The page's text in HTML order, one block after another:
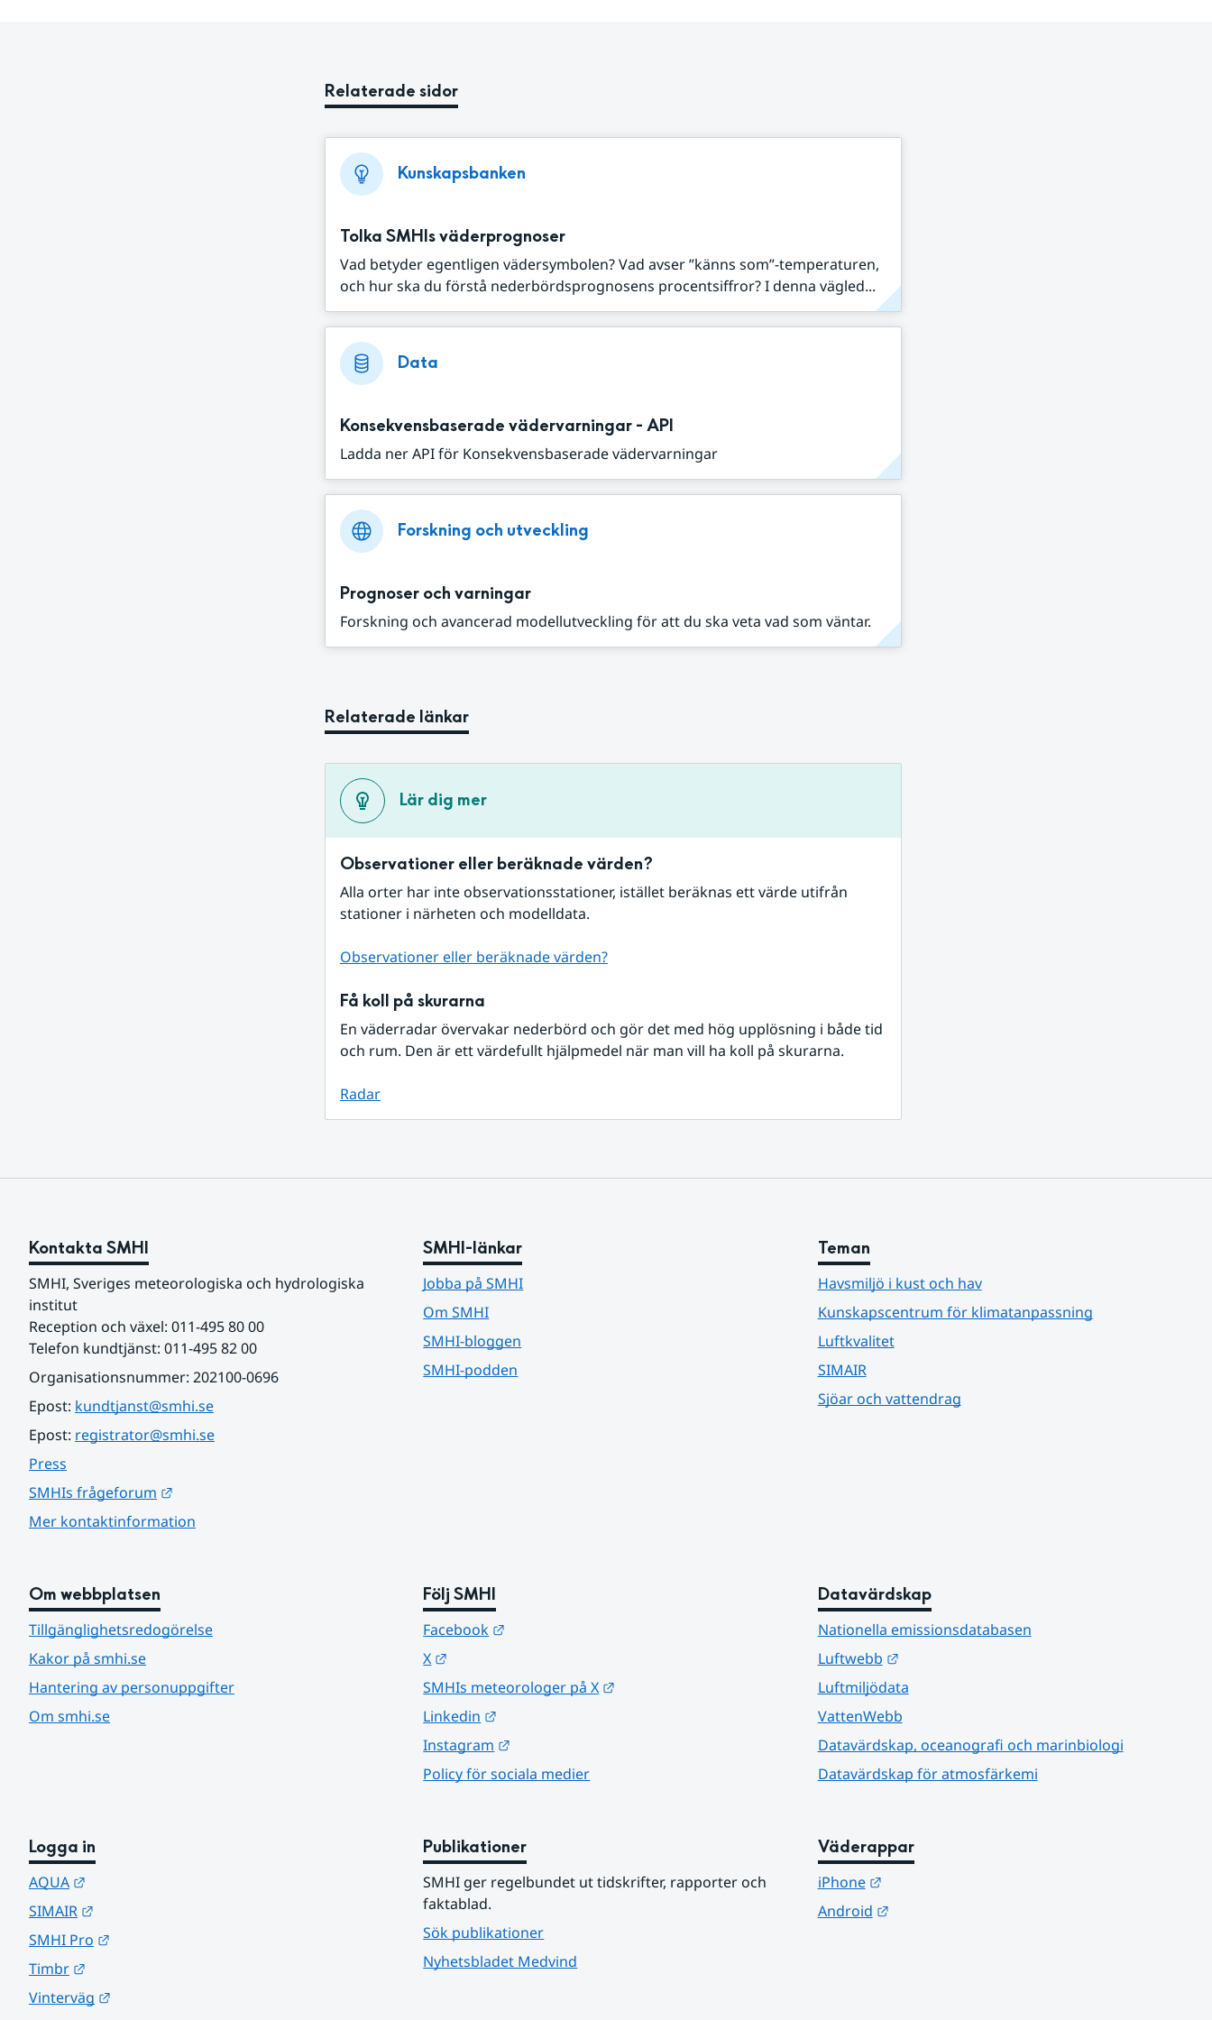
Relaterade sidor
Kunskapsbanken
Tolka SMHIs väderprognoser
Vad betyder egentligen vädersymbolen? Vad avser ”känns som”-temperaturen,
och hur ska du förstå nederbördsprognosens procentsiffror? I denna vägled...
Data
Konsekvensbaserade vädervarningar - API
Ladda ner API för Konsekvensbaserade vädervarningar
Forskning och utveckling
Prognoser och varningar
Forskning och avancerad modellutveckling för att du ska veta vad som väntar.
Relaterade länkar
Lär dig mer
Observationer eller beräknade värden?
Alla orter har inte observationsstationer, istället beräknas ett värde utifrån
stationer i närheten och modelldata.
Observationer eller beräknade värden?
Få koll på skurarna
En väderradar övervakar nederbörd och gör det med hög upplösning i både tid
och rum. Den är ett värdefullt hjälpmedel när man vill ha koll på skurarna.
Radar
Kontakta SMHI
SMHI, Sveriges meteorologiska och hydrologiska
institut
Reception och växel: 011-495 80 00
Telefon kundtjänst: 011-495 82 00
Organisationsnummer: 202100-0696
Epost: kundtjanst@smhi.se
Epost: registrator@smhi.se
Press
SMHIs frågeforum
Mer kontaktinformation
SMHI-länkar
Jobba på SMHI
Om SMHI
SMHI-bloggen
SMHI-podden
Teman
Havsmiljö i kust och hav
Kunskapscentrum för klimatanpassning
Luftkvalitet
SIMAIR
Sjöar och vattendrag
Om webbplatsen
Tillgänglighetsredogörelse
Kakor på smhi.se
Hantering av personuppgifter
Om smhi.se
Följ SMHI
Facebook
X
SMHIs meteorologer på X
Linkedin
Instagram
Policy för sociala medier
Datavärdskap
Nationella emissionsdatabasen
Luftwebb
Länk till annan webbplats.
Luftmiljödata
VattenWebb
Datavärdskap, oceanografi och marinbiologi
Datavärdskap för atmosfärkemi
Logga in
AQUA
SIMAIR
SMHI Pro
Timbr
Vinterväg
Publikationer
SMHI ger regelbundet ut tidskrifter, rapporter och
faktablad.
Sök publikationer
Nyhetsbladet Medvind
Väderappar
iPhone
Länk till annan webbplats.
Android
Länk till annan webbplats.